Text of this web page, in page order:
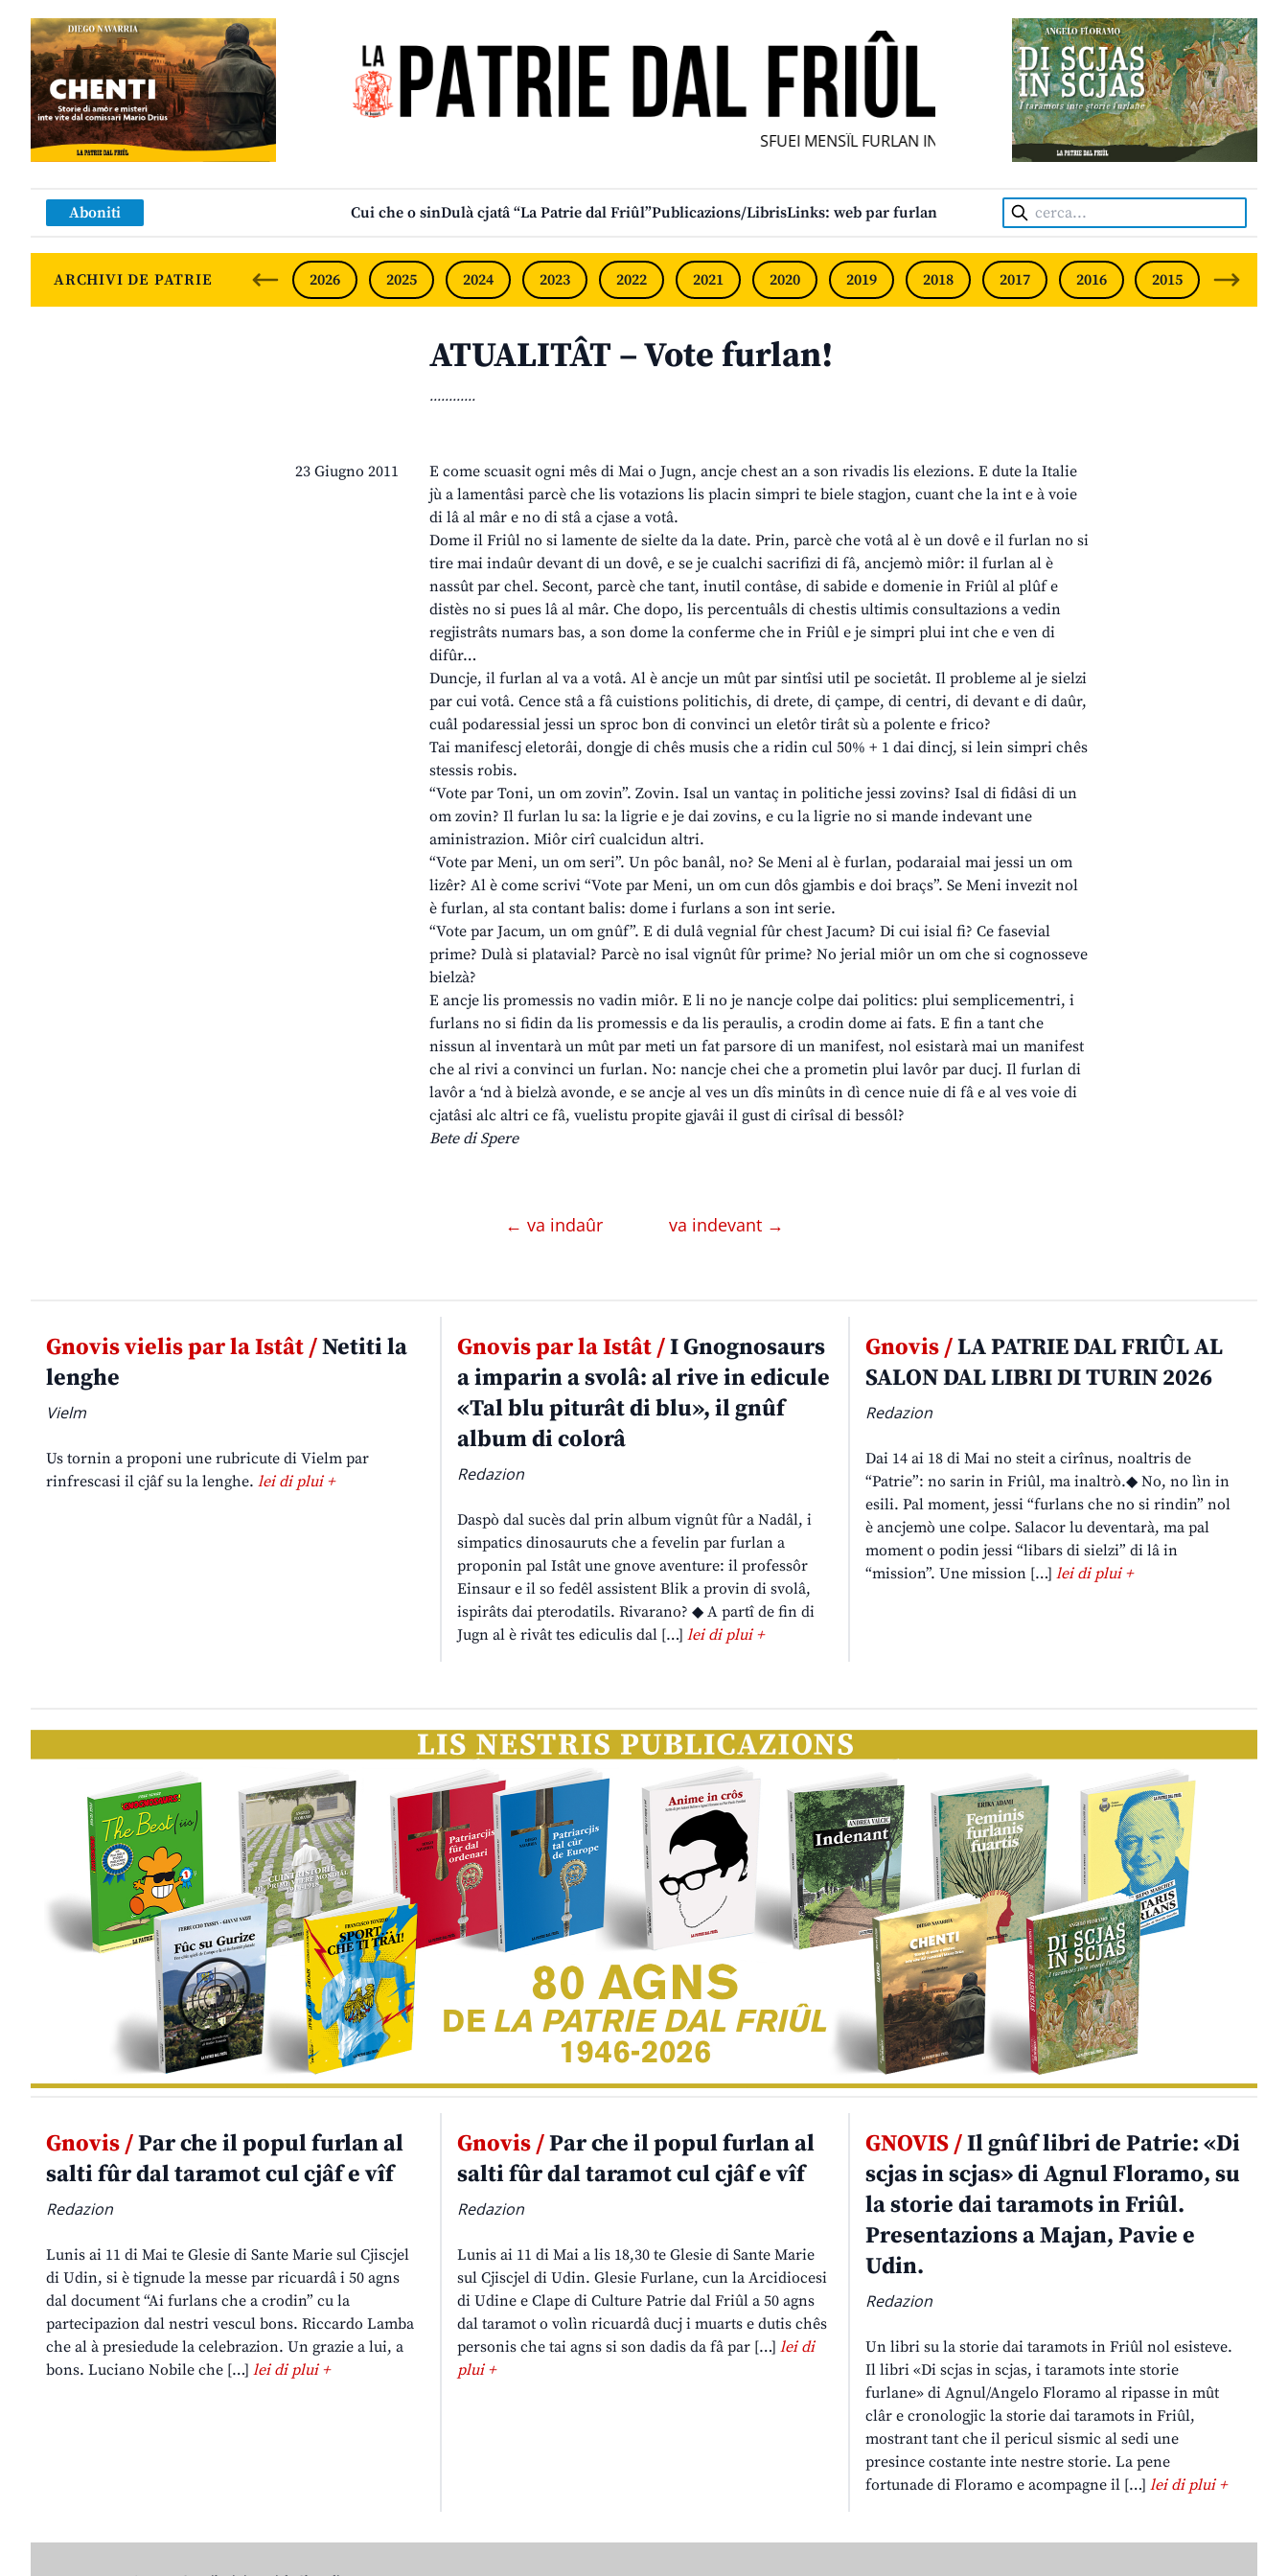
SFUEI MENSÎL FURLAN INDIPENDENT • INDEPENDENT FRIULIAN MONTHLY
Aboniti Cui che o sinDulà cjatâ “La Patrie dal Friûl”Publicazions/LibrisLinks: web par furlan Cerca:
ARCHIVI DE PATRIE 2026 2025 2024 2023 2022 2021 2020 2019 2018 2017 2016 2015 2014
ATUALITÂT – Vote furlan!
............
23 Giugno 2011
E come scuasit ogni mês di Mai o Jugn, ancje chest an a son rivadis lis elezions. E dute la Italie
jù a lamentâsi parcè che lis votazions lis placin simpri te biele stagjon, cuant che la int e à voie
di lâ al mâr e no di stâ a cjase a votâ.
Dome il Friûl no si lamente de sielte da la date. Prin, parcè che votâ al è un dovê e il furlan no si
tire mai indaûr devant di un dovê, e se je cualchi sacrifizi di fâ, ancjemò miôr: il furlan al è
nassût par chel. Secont, parcè che tant, inutil contâse, di sabide e domenie in Friûl al plûf e
distès no si pues lâ al mâr. Che dopo, lis percentuâls di chestis ultimis consultazions a vedin
regjistrâts numars bas, a son dome la conferme che in Friûl e je simpri plui int che e ven di
difûr…
Duncje, il furlan al va a votâ. Al è ancje un mût par sintîsi util pe societât. Il probleme al je sielzi
par cui votâ. Cence stâ a fâ cuistions politichis, di drete, di çampe, di centri, di devant e di daûr,
cuâl podaressial jessi un sproc bon di convinci un eletôr tirât sù a polente e frico?
Tai manifescj eletorâi, dongje di chês musis che a ridin cul 50% + 1 dai dincj, si lein simpri chês
stessis robis.
“Vote par Toni, un om zovin”. Zovin. Isal un vantaç in politiche jessi zovins? Isal di fidâsi di un
om zovin? Il furlan lu sa: la ligrie e je dai zovins, e cu la ligrie no si mande indevant une
aministrazion. Miôr cirî cualcidun altri.
“Vote par Meni, un om seri”. Un pôc banâl, no? Se Meni al è furlan, podaraial mai jessi un om
lizêr? Al è come scrivi “Vote par Meni, un om cun dôs gjambis e doi braçs”. Se Meni invezit nol
è furlan, al sta contant balis: dome i furlans a son int serie.
“Vote par Jacum, un om gnûf”. E di dulâ vegnial fûr chest Jacum? Di cui isial fi? Ce fasevial
prime? Dulà si platavial? Parcè no isal vignût fûr prime? No jerial miôr un om che si cognosseve
bielzà?
E ancje lis promessis no vadin miôr. E li no je nancje colpe dai politics: plui semplicementri, i
furlans no si fidin da lis promessis e da lis peraulis, a crodin dome ai fats. E fin a tant che
nissun al inventarà un mût par meti un fat parsore di un manifest, nol esistarà mai un manifest
che al rivi a convinci un furlan. No: nancje chei che a prometin plui lavôr par ducj. Il furlan di
lavôr a ‘nd à bielzà avonde, e se ancje al ves un dîs minûts in dì cence nuie di fâ e al ves voie di
cjatâsi alc altri ce fâ, vuelistu propite gjavâi il gust di cirîsal di bessôl?
Bete di Spere
← va indaûr va indevant →
Gnovis vielis par la Istât /Netiti la
lenghe
Vielm
Us tornin a proponi une rubricute di Vielm par
rinfrescasi il cjâf su la lenghe. lei di plui +
Gnovis par la Istât /I Gnognosaurs
a imparin a svolâ: al rive in edicule
«Tal blu piturât di blu», il gnûf
album di colorâ
Redazion
Daspò dal sucès dal prin album vignût fûr a Nadâl, i
simpatics dinosauruts che a fevelin par furlan a
proponin pal Istât une gnove aventure: il professôr
Einsaur e il so fedêl assistent Blik a provin di svolâ,
ispirâts dai pterodatils. Rivarano? ◆ A partî de fin di
Jugn al è rivât tes ediculis dal […] lei di plui +
Gnovis /LA PATRIE DAL FRIÛL AL
SALON DAL LIBRI DI TURIN 2026
Redazion
Dai 14 ai 18 di Mai no steit a cirînus, noaltris de
“Patrie”: no sarin in Friûl, ma inaltrò.◆ No, no lìn in
esili. Pal moment, jessi “furlans che no si rindin” nol
è ancjemò une colpe. Salacor lu deventarà, ma pal
moment o podin jessi “libars di sielzi” di lâ in
“mission”. Une mission […]lei di plui +
Gnovis /Par che il popul furlan al
salti fûr dal taramot cul cjâf e vîf
Redazion
Lunis ai 11 di Mai te Glesie di Sante Marie sul Cjiscjel
di Udin, si è tignude la messe par ricuardâ i 50 agns
dal document “Ai furlans che a crodin” cu la
partecipazion dal nestri vescul bons. Riccardo Lamba
che al à presiedude la celebrazion. Un grazie a lui, a
bons. Luciano Nobile che […] lei di plui +
Gnovis /Par che il popul furlan al
salti fûr dal taramot cul cjâf e vîf
Redazion
Lunis ai 11 di Mai a lis 18,30 te Glesie di Sante Marie
sul Cjiscjel di Udin. Glesie Furlane, cun la Arcidiocesi
di Udine e Clape di Culture Patrie dal Friûl a 50 agns
dal taramot o volìn ricuardâ ducj i muarts e dutis chês
personis che tai agns si son dadis da fâ par […] lei di
plui +
GNOVIS /Il gnûf libri de Patrie: «Di
scjas in scjas» di Agnul Floramo, su
la storie dai taramots in Friûl.
Presentazions a Majan, Pavie e
Udin.
Redazion
Un libri su la storie dai taramots in Friûl nol esisteve.
Il libri «Di scjas in scjas, i taramots inte storie
furlane» di Agnul/Angelo Floramo al ripasse in mût
clâr e cronologjic la storie dai taramots in Friûl,
mostrant tant che il pericul sismic al sedi une
presince costante inte nestre storie. La pene
fortunade di Floramo e acompagne il […]lei di plui +